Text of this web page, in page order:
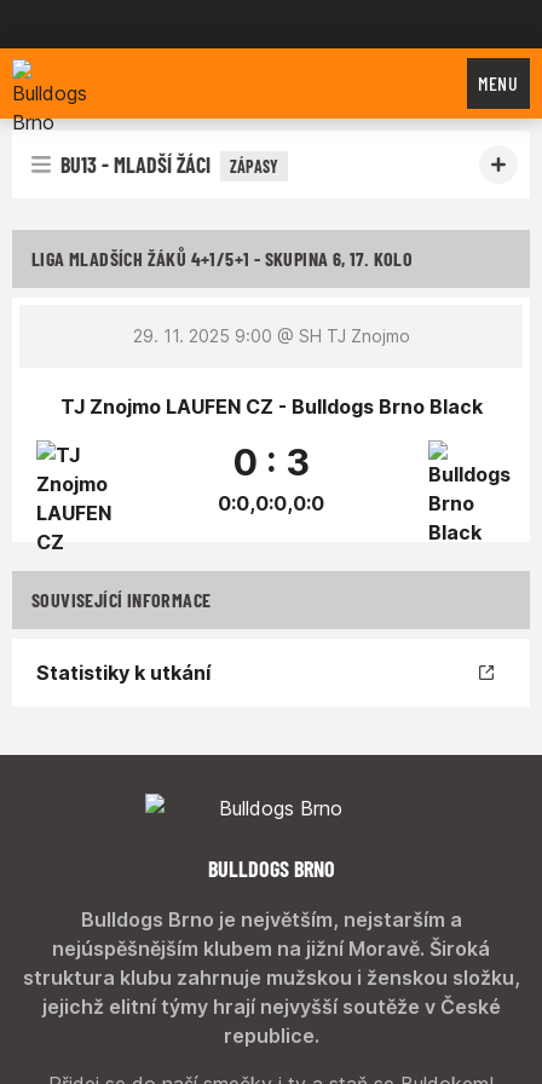
Bulldogs Brno
MENU
BU13 - MLADŠÍ ŽÁCI ZÁPASY
LIGA MLADŠÍCH ŽÁKŮ 4+1/5+1 - SKUPINA 6, 17. KOLO
29. 11. 2025 9:00 @ SH TJ Znojmo
TJ Znojmo LAUFEN CZ - Bulldogs Brno Black
0 : 3
0:0,0:0,0:0
SOUVISEJÍCÍ INFORMACE
Statistiky k utkání
BULLDOGS BRNO
Bulldogs Brno je největším, nejstarším a
nejúspěšnějším klubem na jižní Moravě. Široká
struktura klubu zahrnuje mužskou i ženskou složku,
jejichž elitní týmy hrají nejvyšší soutěže v České
republice.